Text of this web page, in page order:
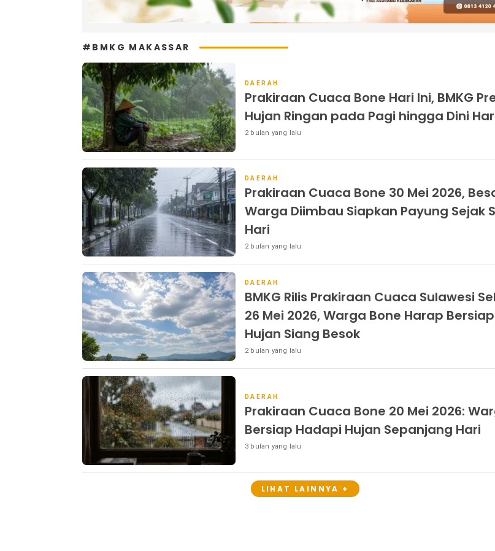
#BMKG MAKASSAR
DAERAH
Prakiraan Cuaca Bone Hari Ini, BMKG
Hujan Ringan pada Pagi hingga Dini
2 bulan yang lalu
DAERAH
Prakiraan Cuaca Bone 30 Mei 2026,
Warga Diimbau Siapkan Payung Sejak
Hari
2 bulan yang lalu
DAERAH
BMKG Rilis Prakiraan Cuaca Sulawesi
26 Mei 2026, Warga Bone Harap Bersiap
Hujan Siang Besok
2 bulan yang lalu
DAERAH
Prakiraan Cuaca Bone 20 Mei 2026:
Bersiap Hadapi Hujan Sepanjang Hari
3 bulan yang lalu
LIHAT LAINNYA +